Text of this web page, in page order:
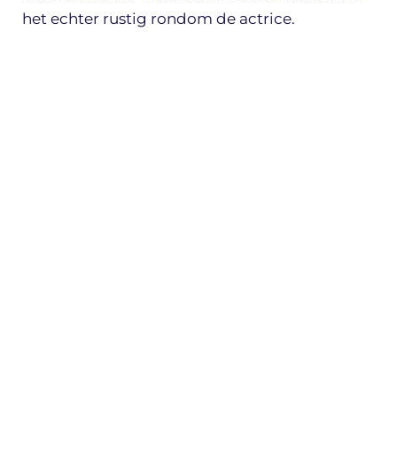
het echter rustig rondom de actrice.